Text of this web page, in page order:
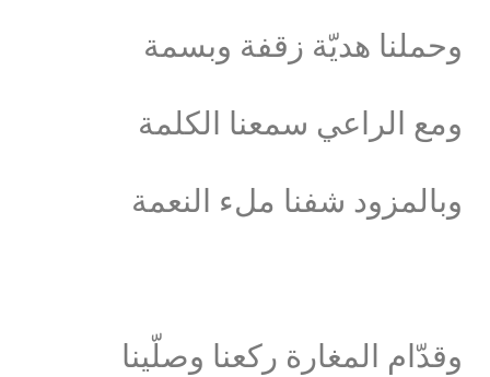
وحملنا هديّة زقفة وبسمة
ومع الراعي سمعنا الكلمة
وبالمزود شفنا ملء النعمة
وقدّام المغارة ركعنا وصلّينا